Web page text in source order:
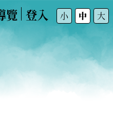
覽 登入 小 中 大